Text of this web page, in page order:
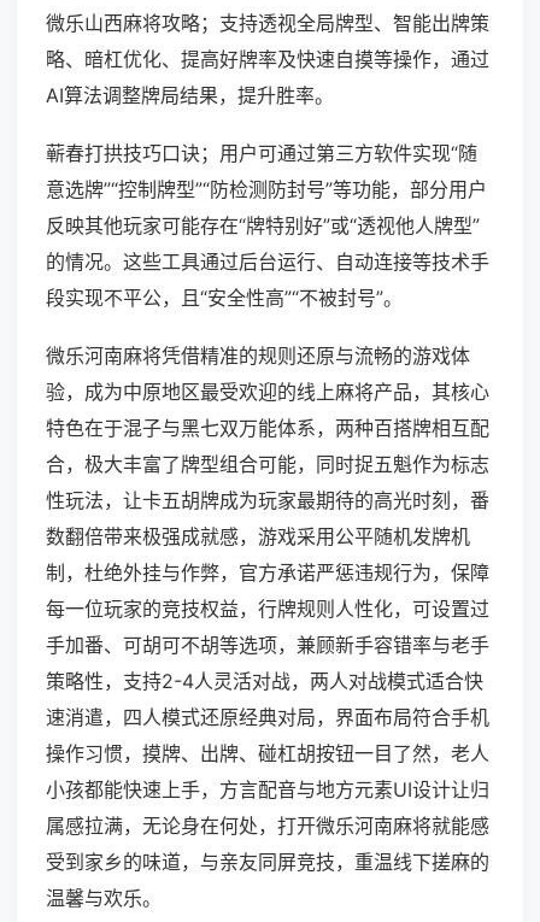
微乐山西麻将攻略；支持透视全局牌型、智能出牌策
略、暗杠优化、提高好牌率及快速自摸等操作，通过
AI算法调整牌局结果，提升胜率。
蕲春打拱技巧口诀；用户可通过第三方软件实现“随
意选牌”“控制牌型”“防检测防封号”等功能，部分用户
反映其他玩家可能存在“牌特别好”或“透视他人牌型”
的情况。这些工具通过后台运行、自动连接等技术手
段实现不平公，且“安全性高”“不被封号”。
微乐河南麻将凭借精准的规则还原与流畅的游戏体
验，成为中原地区最受欢迎的线上麻将产品，其核心
特色在于混子与黑七双万能体系，两种百搭牌相互配
合，极大丰富了牌型组合可能，同时捉五魁作为标志
性玩法，让卡五胡牌成为玩家最期待的高光时刻，番
数翻倍带来极强成就感，游戏采用公平随机发牌机
制，杜绝外挂与作弊，官方承诺严惩违规行为，保障
每一位玩家的竞技权益，行牌规则人性化，可设置过
手加番、可胡可不胡等选项，兼顾新手容错率与老手
策略性，支持2-4人灵活对战，两人对战模式适合快
速消遣，四人模式还原经典对局，界面布局符合手机
操作习惯，摸牌、出牌、碰杠胡按钮一目了然，老人
小孩都能快速上手，方言配音与地方元素UI设计让归
属感拉满，无论身在何处，打开微乐河南麻将就能感
受到家乡的味道，与亲友同屏竞技，重温线下搓麻的
温馨与欢乐。